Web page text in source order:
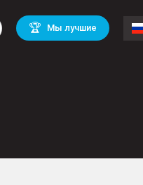
🏆 Мы лучшие
BMW
Mercedes Benz